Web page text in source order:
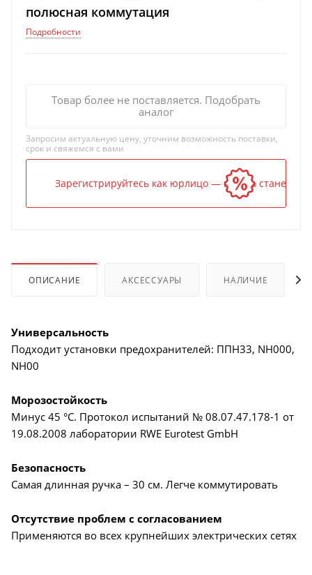
полюсная коммутация
Подробности
Товар более не поставляется. Подобрать
аналог
Запросим актуальную цену, уточним возможность поставки,
срок и свяжемся с вами
Зарегистрируйтесь как юрлицо — и цена станет
ОПИСАНИЕ АКСЕССУАРЫ НАЛИЧИЕ
Универсальность
Подходит установки предохранителей: ППН33, NH000,
NH00
Морозостойкость
Минус 45 °C. Протокол испытаний № 08.07.47.178-1 от
19.08.2008 лаборатории RWE Eurotest GmbH
Безопасность
Самая длинная ручка – 30 см. Легче коммутировать
Отсутствие проблем с согласованием
Применяются во всех крупнейших электрических сетях